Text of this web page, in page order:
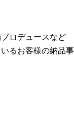
ロデュースなど
るお客様の納品事